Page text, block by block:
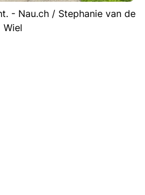
- Nau.ch / Stephanie van de
Wiel